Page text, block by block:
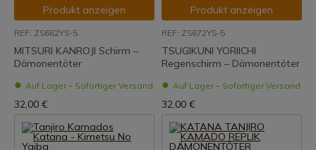
Produkt anzeigen
REF: ZS662YS-5
MITSURI KANROJI Schirm –
Dämonentöter
Auf Lager – Sofortiger Versand
32,00 €
Produkt anzeigen
REF: ZS672YS-5
TSUGIKUNI YORIICHI
Regenschirm – Dämonentöter
Auf Lager – Sofortiger Versand
32,00 €